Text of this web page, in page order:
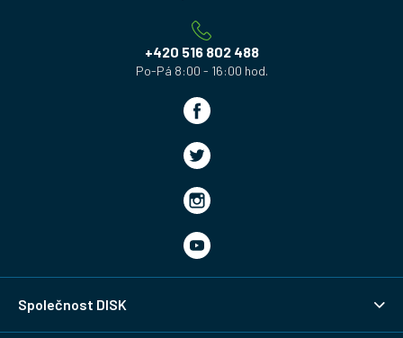
+420 516 802 488
Společnost DISK